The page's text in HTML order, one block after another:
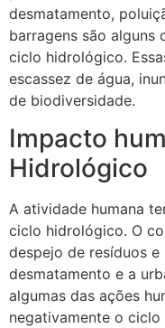
desmatamento,
barragens são
ciclo hidrológico.
escassez de água,
de biodiversidade.
Impacto
Hidrológico
A atividade humana
ciclo hidrológico. O
despejo de resíduos e
desmatamento e a
algumas das ações
negativamente o